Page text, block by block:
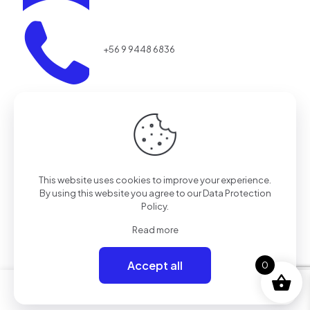
+56 9 9448 6836
aestrada@realaction.cl
This website uses cookies to improve your experience.
By using this website you agree to ourData Protection
Policy.
Read more
Accept all 0